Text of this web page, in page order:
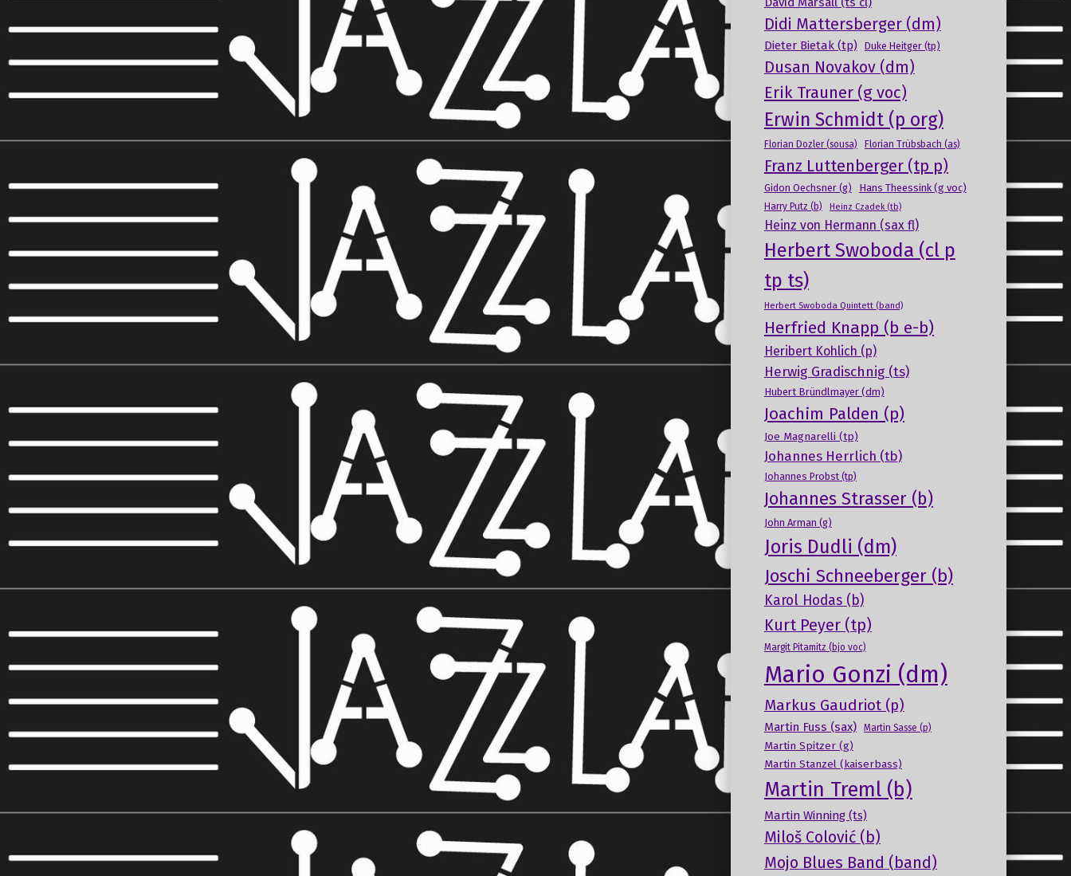
Didi Mattersberger (dm)
Dieter Bietak (tp) Duke Heitger (tp)
Dusan Novakov (dm)
Erik Trauner (g voc)
Erwin Schmidt (p org)
Florian Dozler (sousa) Florian Trübsbach (as)
Franz Luttenberger (tp p)
Gidon Oechsner (g) Hans Theessink (g voc)
Harry Putz (b) Heinz Czadek (tb)
Heinz von Hermann (sax fl)
Herbert Swoboda (cl p
tp ts)
Herbert Swoboda Quintett (band)
Herfried Knapp (b e-b)
Heribert Kohlich (p)
Herwig Gradischnig (ts)
Hubert Bründlmayer (dm)
Joachim Palden (p)
Joe Magnarelli (tp)
Johannes Herrlich (tb)
Johannes Probst (tp)
Johannes Strasser (b)
John Arman (g)
Joris Dudli (dm)
Joschi Schneeberger (b)
Karol Hodas (b)
Kurt Peyer (tp)
Margit Pitamitz (bjo voc)
Mario Gonzi (dm)
Markus Gaudriot (p)
Martin Fuss (sax) Martin Sasse (p)
Martin Spitzer (g)
Martin Stanzel (kaiserbass)
Martin Treml (b)
Martin Winning (ts)
Miloš Colović (b)
Mojo Blues Band (band)